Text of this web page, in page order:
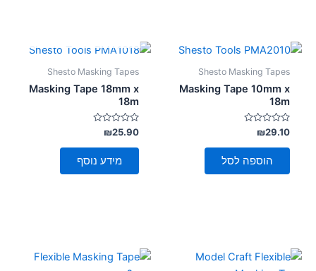
Shesto Masking Tapes
Masking Tape 10mm x
18m
דורג
0
מתוך
₪29.10
הוספה לסל
Shesto Masking Tapes
Masking Tape 18mm x
18m
דורג
0
מתוך
₪25.90
מידע נוסף